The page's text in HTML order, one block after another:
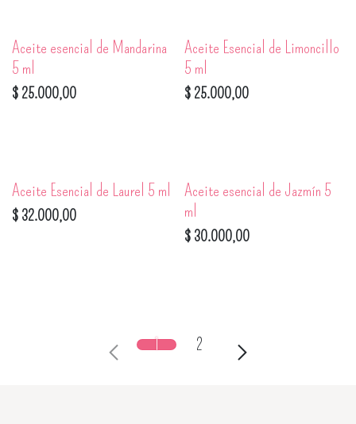
Aceite esencial de Mandarina
5 ml
$ 25.000,00
Aceite Esencial de Limoncillo
5 ml
$ 25.000,00
Aceite Esencial de Laurel 5 ml
$ 32.000,00
Aceite esencial de Jazmín 5
ml
$ 30.000,00
1 2